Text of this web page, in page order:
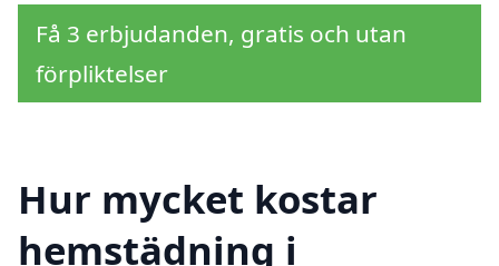
Få 3 erbjudanden, gratis och utan
förpliktelser
Hur mycket kostar
hemstädning i